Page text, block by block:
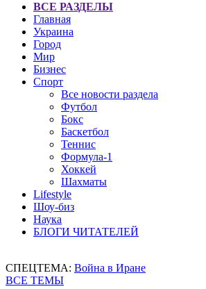
ВСЕ РАЗДЕЛЫ
Главная
Украина
Город
Мир
Бизнес
Спорт
Все новости раздела
Футбол
Бокс
Баскетбол
Теннис
Формула-1
Хоккей
Шахматы
Lifestyle
Шоу-биз
Наука
БЛОГИ ЧИТАТЕЛЕЙ
СПЕЦТЕМА: Война в Иране
ВСЕ ТЕМЫ